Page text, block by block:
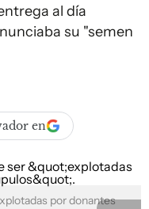
al día
su "semen
en
por donantes